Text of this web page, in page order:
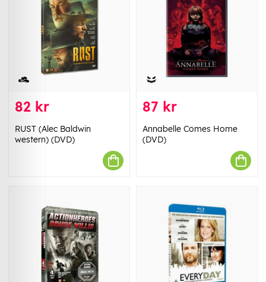
82 kr
RUST (Alec Baldwin
western) (DVD)
87 kr
Annabelle Comes Home
(DVD)